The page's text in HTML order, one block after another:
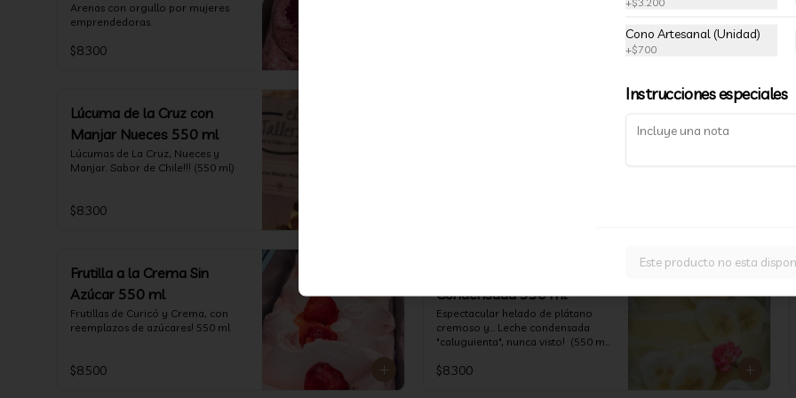
Arenas con orgullo por mujeres
emprendedoras.
$8.300
Lúcuma de la Cruz con
Manjar Nueces 550 ml
Lúcumas de La Cruz, Nueces y
Manjar. Sabor de Chile!!! (550 ml)
$8.300
Frutilla a la Crema Sin
Azúcar 550 ml
Frutillas de Curicó y Crema, con
reemplazos de azúcares! 550 ml
$8.500
Condensada 550 ml
Espectacular helado de plátano
cremoso y... Leche condensada
"caluguienta", nunca visto!  (550 ml
$8.300
Cono Artesanal (Unidad)
+$700
Instrucciones especiales
Este producto no esta